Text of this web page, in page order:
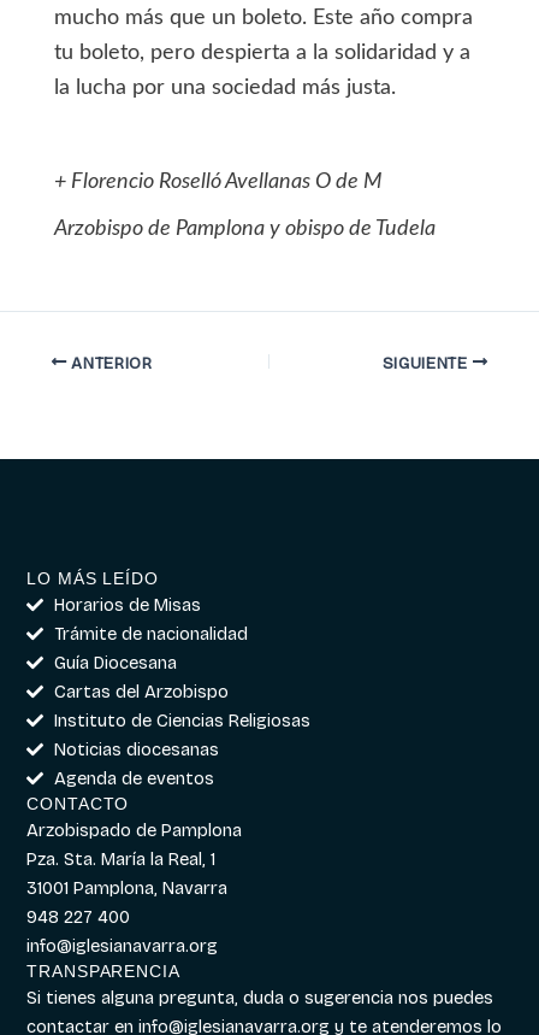
mucho más que un boleto. Este año compra
tu boleto, pero despierta a la solidaridad y a
la lucha por una sociedad más justa.
+ Florencio Roselló Avellanas O de M
Arzobispo de Pamplona y obispo de Tudela
ANTERIOR SIGUIENTE
LO MÁS LEÍDO
Horarios de Misas
Trámite de nacionalidad
Guía Diocesana
Cartas del Arzobispo
Instituto de Ciencias Religiosas
Noticias diocesanas
Agenda de eventos
CONTACTO
Arzobispado de Pamplona
Pza. Sta. María la Real, 1
31001 Pamplona, Navarra
948 227 400
info@iglesianavarra.org
TRANSPARENCIA
Si tienes alguna pregunta, duda o sugerencia nos puedes
contactar eninfo@iglesianavarra.org y te atenderemos lo